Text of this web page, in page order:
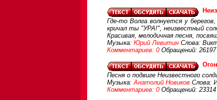
Где-то Волга волнуется у
кричал ты "УРА!", неизвестный
Красивая, мелодичная песня,
Музыка: Юрий Левитин Слова:
Комментариев: 0 Обращений: 26197
Песня о подвиге Неизвестного
Музыка:Анатолий Новиков Слова:
Комментариев: 0 Обращений: 23314